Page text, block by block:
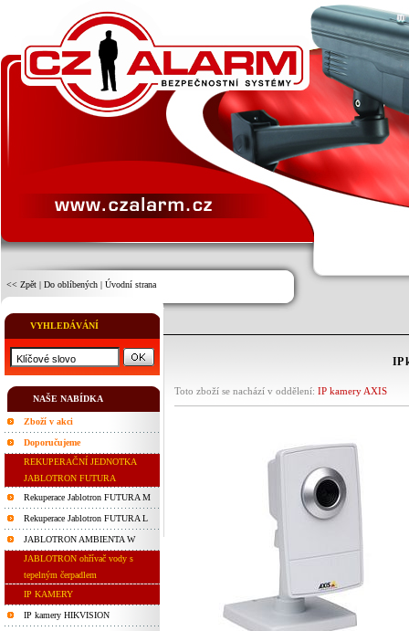
<< Zpět | Do oblíbených | Úvodní strana
VYHLEDÁVÁNÍ
NAŠE NABÍDKA
Zboží v akci
Doporučujeme
REKUPERAČNÍ JEDNOTKA
JABLOTRON FUTURA
Rekuperace Jablotron FUTURA M
Rekuperace Jablotron FUTURA L
JABLOTRON AMBIENTA W
JABLOTRON ohřívač vody s
tepelným čerpadlem
IP KAMERY
IP kamery HIKVISION
IP
Toto zboží se nachází v oddělení: IP kamery AXIS